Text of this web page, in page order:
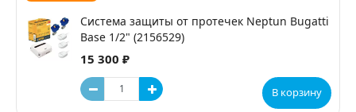
Система защиты от протечек Neptun Bugatti
Base 1/2" (2156529)
15 300 ₽
В корзину